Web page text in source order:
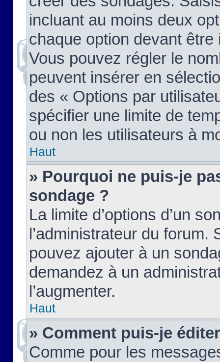
incluant au moins deux
chaque option devant
Vous pouvez régler le
peuvent insérer en
des « Options par
spécifier une limite de
ou non les utilisateurs à
Haut
» Pourquoi ne puis-je
sondage ?
La limite d’options d’un
l’administrateur du forum.
pouvez ajouter à un
demandez à un
l’augmenter.
Haut
» Comment puis-je
Comme pour les